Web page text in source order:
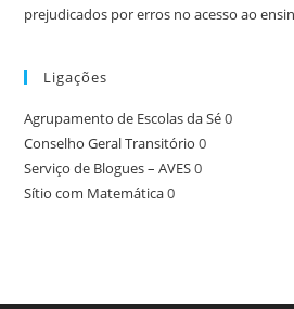
prejudicados por erros no acesso ao
Ligações
Agrupamento de Escolas da Sé0
Conselho Geral Transitório 0
Serviço de Blogues – AVES0
Sítio com Matemática0